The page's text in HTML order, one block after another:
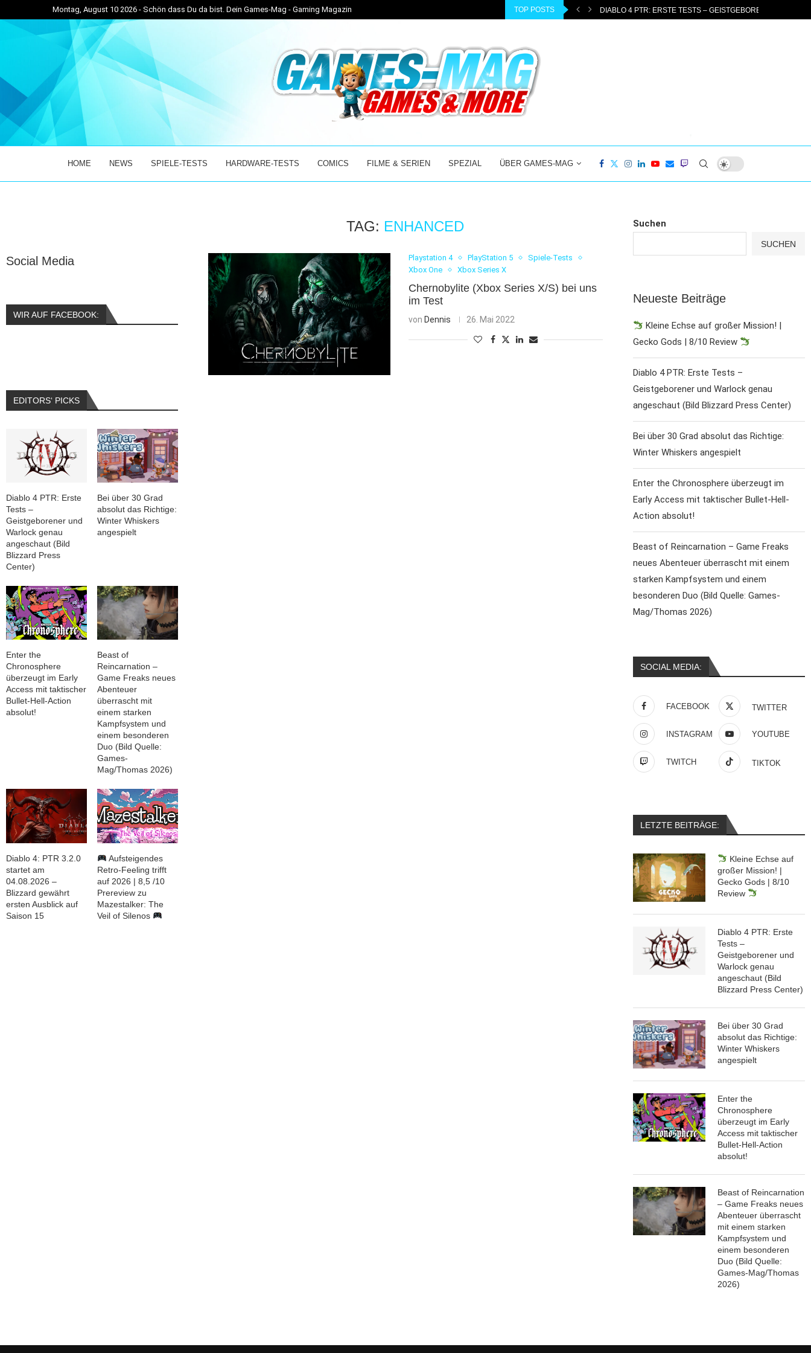
Montag, August 10 2026 - Schön dass Du da bist. Dein Games-Mag - Gaming Magazin TOP POSTS
DUSKFADE GETESTET: DAS COMEBACK DER KLASSISCHEN 3D-PLATTFORMERKLEINE ECHSE AUF GROSSER MISSION! | GECKO... DIABLO 4 PTR: ERSTE TESTS – GEISTGEBORENER UND...
HOME NEWS SPIELE-TESTS HARDWARE-TESTS COMICS FILME & SERIEN SPEZIAL ÜBER GAMES-MAG
TAG: ENHANCED
Playstation 4 PlayStation 5
Spiele-Tests
Xbox One
Xbox Series X
Chernobylite (Xbox Series X/S) bei uns
im Test
von Dennis 26. Mai 2022
Suchen
SUCHEN
Neueste Beiträge
Kleine Echse auf großer Mission! |
Gecko Gods | 8/10 Review
Diablo 4 PTR: Erste Tests –
Geistgeborener und Warlock genau
angeschaut (Bild Blizzard Press Center)
Bei über 30 Grad absolut das Richtige:
Winter Whiskers angespielt
Enter the Chronosphere überzeugt im
Early Access mit taktischer Bullet-Hell-
Action absolut!
Beast of Reincarnation – Game Freaks
neues Abenteuer überrascht mit einem
starken Kampfsystem und einem
besonderen Duo (Bild Quelle: Games-
Mag/Thomas 2026)
SOCIAL MEDIA:
FACEBOOK TWITTER
INSTAGRAM YOUTUBE
TWITCH TIKTOK
LETZTE BEITRÄGE:
Kleine Echse auf
großer Mission! |
Gecko Gods | 8/10
Review
Diablo 4 PTR: Erste
Tests –
Geistgeborener und
Warlock genau
angeschaut (Bild
Blizzard Press Center)
Bei über 30 Grad
absolut das Richtige:
Winter Whiskers
angespielt
Enter the
Chronosphere
überzeugt im Early
Access mit taktischer
Bullet-Hell-Action
absolut!
Beast of Reincarnation
– Game Freaks neues
Abenteuer überrascht
mit einem starken
Kampfsystem und
einem besonderen
Duo (Bild Quelle:
Games-Mag/Thomas
2026)
Social Media
WIR AUF FACEBOOK:
EDITORS‘ PICKS
Diablo 4 PTR: Erste
Tests –
Geistgeborener und
Warlock genau
angeschaut (Bild
Blizzard Press
Center)
Bei über 30 Grad
absolut das Richtige:
Winter Whiskers
angespielt
Enter the
Chronosphere
überzeugt im Early
Access mit taktischer
Bullet-Hell-Action
absolut!
Beast of
Reincarnation –
Game Freaks neues
Abenteuer
überrascht mit
einem starken
Kampfsystem und
einem besonderen
Duo (Bild Quelle:
Games-
Mag/Thomas 2026)
Diablo 4: PTR 3.2.0
startet am
04.08.2026 –
Blizzard gewährt
ersten Ausblick auf
Saison 15
Aufsteigendes
Retro-Feeling trifft
auf 2026 | 8,5 /10
Prereview zu
Mazestalker: The
Veil of Silenos